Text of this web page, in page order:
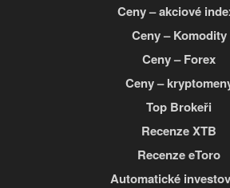
Ceny – akciové
Ceny – Komodity
Ceny – Forex
Ceny –
Top Brokeři
Recenze XTB
Recenze eToro
Automatické